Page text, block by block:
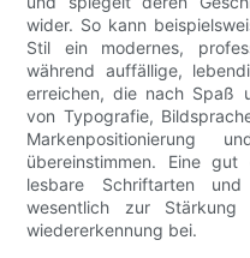
wider. So kann
Stil ein modernes,
während auffällige,
erreichen, die nach Spaß
von Typografie,
Markenpositionierung
übereinstimmen. Eine
lesbare Schriftarten
wesentlich zur
wiedererkennung bei.